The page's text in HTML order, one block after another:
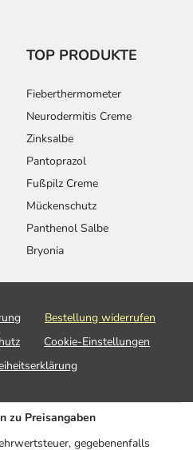
TOP PRODUKTE
Fieberthermometer
Neurodermitis Creme
Zinksalbe
Pantoprazol
Fußpilz Creme
Mückenschutz
Panthenol Salbe
Bryonia
Bestellung widerrufen
Cookie-Einstellungen
zu Preisangaben
gegebenenfalls